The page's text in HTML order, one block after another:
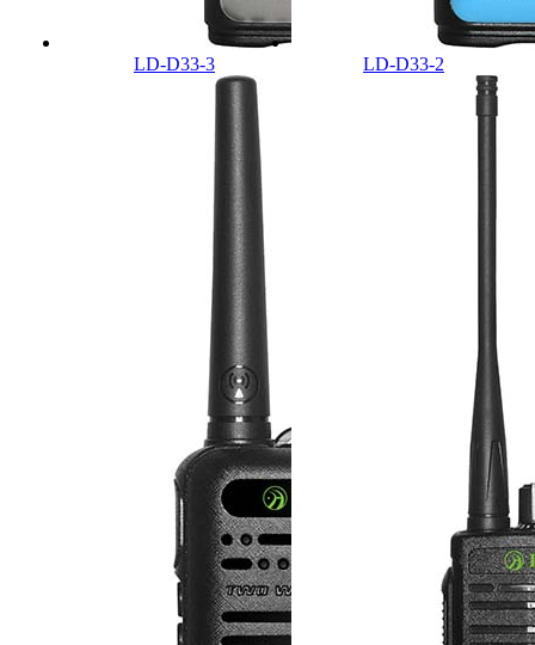
LD-D33-3 LD-D33-2